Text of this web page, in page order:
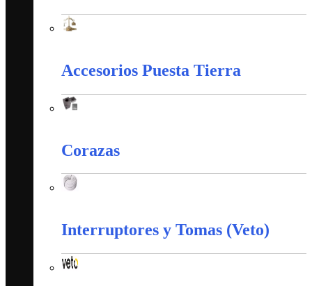
Accesorios Puesta Tierra
Corazas
Interruptores y Tomas (Veto)